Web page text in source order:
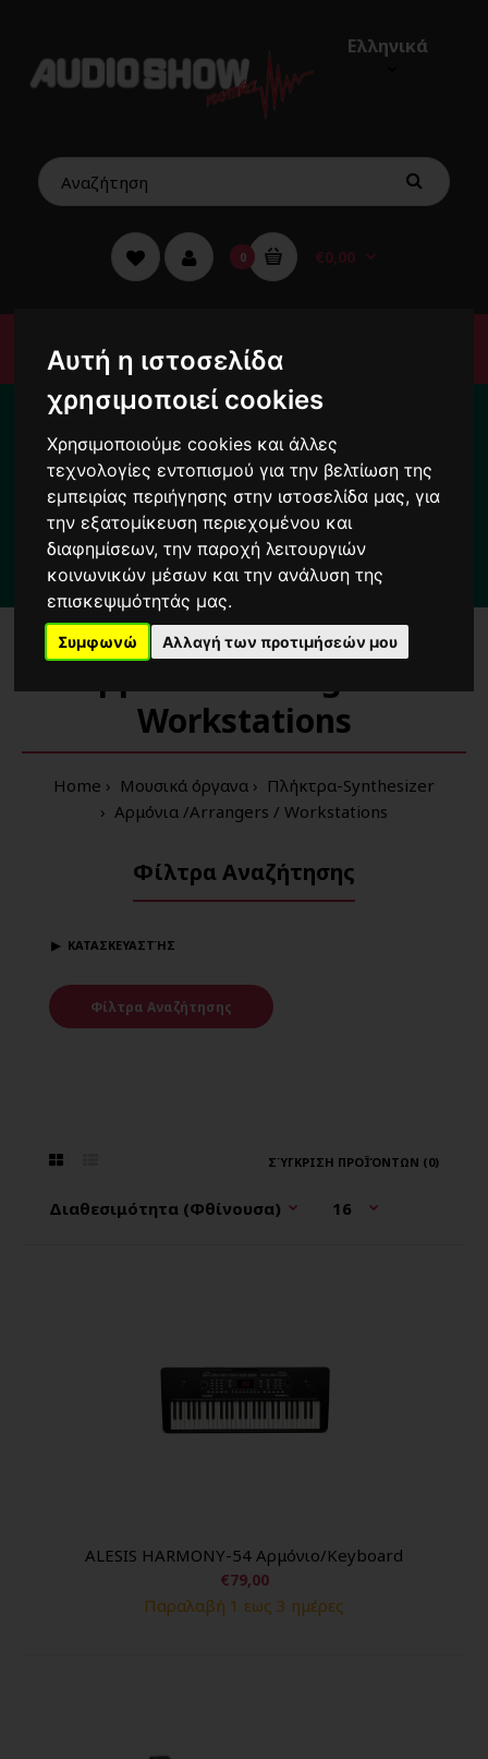
Αυτή η ιστοσελίδα
χρησιμοποιεί cookies
Χρησιμοποιούμε cookies και άλλες
τεχνολογίες εντοπισμού για την βελτίωση της
εμπειρίας περιήγησης στην ιστοσελίδα μας, για
την εξατομίκευση περιεχομένου και
διαφημίσεων, την παροχή λειτουργιών
κοινωνικών μέσων και την ανάλυση της
επισκεψιμότητάς μας.
Συμφωνώ Αλλαγή των προτιμήσεών μου
Ελληνικά
0 €0,00
Μενού
Για το διάστημα από 10/8 ως 24/8 οι
παραγγελίες σας ενδέχεται να
καθυστερήσουν !
Για κάθε σας απορία καλέστε μας στο:
2104222000
3 λεπτάαπό τη στάση μετρό'Δημοτικό Θέατρο'
Workstations
Home Μουσικά όργανα
Πλήκτρα-Synthesizer
Αρμόνια /Arrangers / Workstations
Φίλτρα Αναζήτησης
ΚΑΤΑΣΚΕΥΑΣΤΉΣ
Φίλτρα Αναζήτησης
ΣΎΓΚΡΙΣΗ ΠΡΟΪΌΝΤΩΝ (0)
ALESIS HARMONY-54 Aρμόνιο/Keyboard
€79,00
Παραλαβή 1 εως 3 ημέρες